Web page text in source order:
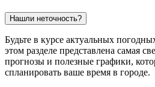
Нашли неточность?
Будьте в курсе актуальных
этом разделе представлена самая
прогнозы и полезные графики,
спланировать ваше время в городе.